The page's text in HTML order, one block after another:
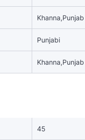
Khanna,Punjab
Punjabi
Khanna,Punjab
45